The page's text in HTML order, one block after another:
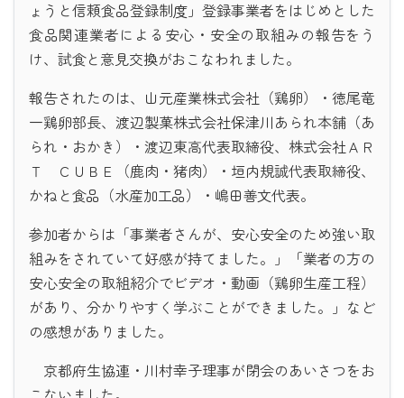
ょうと信頼食品登録制度」登録事業者をはじめとした
食品関連業者による安心・安全の取組みの報告をう
け、試食と意見交換がおこなわれました。
報告されたのは、山元産業株式会社（鶏卵）・徳尾竜
一鶏卵部長、渡辺製菓株式会社保津川あられ本舗（あ
られ・おかき）・渡辺東高代表取締役、株式会社ＡＲ
Ｔ ＣＵＢＥ（鹿肉・猪肉）・垣内規誠代表取締役、
かねと食品（水産加工品）・嶋田善文代表。
参加者からは「事業者さんが、安心安全のため強い取
組みをされていて好感が持てました。」「業者の方の
安心安全の取組紹介でビデオ・動画（鶏卵生産工程）
があり、分かりやすく学ぶことができました。」など
の感想がありました。
京都府生協連・川村幸子理事が閉会のあいさつをお